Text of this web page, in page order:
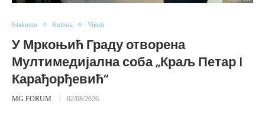
Istaknuto Kultura Vijesti
У Мркоњић Граду отворена
Мултимедијална соба „Краљ Петар I
Карађорђевић“
MG FORUM 02/08/2026